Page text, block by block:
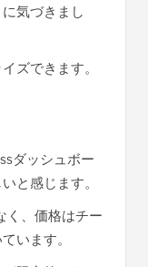
気づきまし
ズできます。
ダッシュボー
と感じます。
く、価格はチー
います。